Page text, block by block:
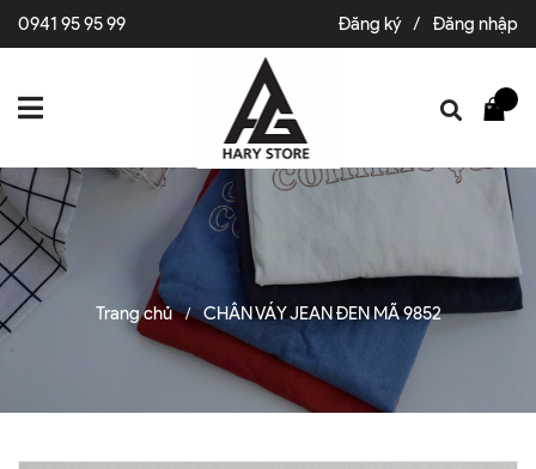
0941 95 95 99 Đăng ký / Đăng nhập
Trang chủ / CHÂN VÁY JEAN ĐEN MÃ 9852